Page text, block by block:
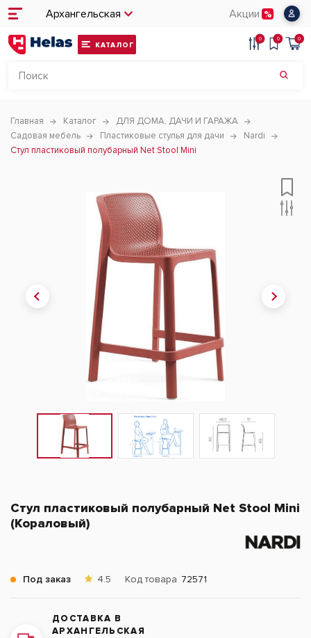
Архангельская Акции
КАТАЛОГ
0 0 0
Главная Каталог
ДЛЯ ДОМА, ДАЧИ И ГАРАЖА
Садовая мебель
Пластиковые стулья для дачи
Nardi
Стул пластиковый полубарный Net Stool Mini
Стул пластиковый полубарный Net Stool Mini
(Кораловый)
Под заказ 4.5 Код товара 72571
ДОСТАВКА В
АРХАНГЕЛЬСКАЯ